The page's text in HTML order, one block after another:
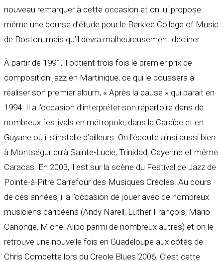
nouveau remarquer à cette occasion et on lui propose
même une bourse d’étude pour le Berklee College of Music
de Boston, mais qu’il devra malheureusement décliner.
À partir de 1991, il obtient trois fois le premier prix de
composition jazz en Martinique, ce qui le poussera à
réaliser son premier album, « Après la pause » qui parait en
1994. Il a l’occasion d’interpréter son répertoire dans de
nombreux festivals en métropole, dans la Caraïbe et en
Guyane où il s’installe d’ailleurs. On l’écoute ainsi aussi bien
à Montségur qu’à Sainte-Lucie, Trinidad, Cayenne et même
Caracas. En 2003, il est sur la scène du Festival de Jazz de
Pointe-à-Pitre Carrefour des Musiques Créoles. Au cours
de ces années, il a l’occasion de jouer avec de nombreux
musiciens caribéens (Andy Narell, Luther François, Mario
Canonge, Michel Alibo parmi de nombreux autres) et on le
retrouve une nouvelle fois en Guadeloupe aux côtés de
Chris Combette lors du Creole Blues 2006. C’est cette